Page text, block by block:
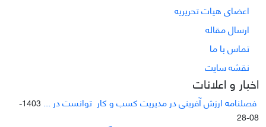
اعضای هیات تحریریه
ارسال مقاله
تماس با ما
نقشه سایت
اخبار و اعلانات
فصلنامه ارزش آفرینی در مدیریت کسب و کار توانست در ...
1403-
08-28